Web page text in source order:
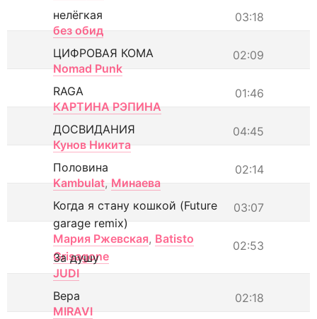
03:18
нелёгкая
без обид
02:09
ЦИФРОВАЯ КОМА
Nomad Punk
01:46
RAGA
КАРТИНА РЭПИНА
04:45
ДОСВИДАНИЯ
Кунов Никита
02:14
Половина
Kambulat, Минаева
03:07
Когда я стану кошкой (Future
garage remix)
Мария Ржевская, Batisto
Grisagone
02:53
За душу
JUDI
02:18
Вера
MIRAVI